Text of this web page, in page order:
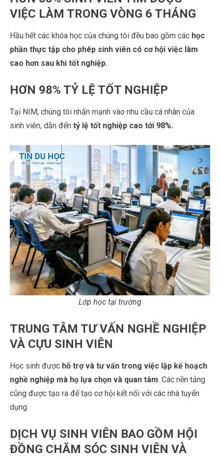
VIỆC LÀM TRONG VÒNG 6 THÁNG
Hầu hết các khóa học của chúng tôi đều bao gồm các học
phần thực tập cho phép sinh viên có cơ hội việc làm
cao hơn sau khi tốt nghiệp.
HƠN 98% TỶ LỆ TỐT NGHIỆP
Tại NIM, chúng tôi nhấn mạnh vào nhu cầu cá nhân của
sinh viên, dẫn đến tỷ lệ tốt nghiệp cao tới 98%.
Lớp học tại trường
TRUNG TÂM TƯ VẤN NGHỀ NGHIỆP
VÀ CỰU SINH VIÊN
Học sinh được hỗ trợ và tư vấn trong việc lập kế hoạch
nghề nghiệp mà họ lựa chọn và quan tâm. Các nền tảng
cũng được tạo ra để tạo cơ hội kết nối với các nhà tuyển
dụng
DỊCH VỤ SINH VIÊN BAO GỒM HỘI
ĐỒNG CHĂM SÓC SINH VIÊN VÀ